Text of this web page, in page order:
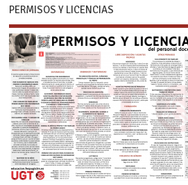
PERMISOS Y LICENCIAS